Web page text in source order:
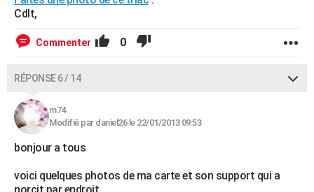
Cdlt,
Commenter 0
RÉPONSE 6 / 14
m74
Modifié par daniel26 le 22/01/2013 09:53
bonjour a tous
voici quelques photos de ma carte et son support qui a